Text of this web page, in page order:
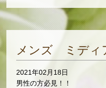
メンズ ミディ
2021年02月18日
男性の方必見！！